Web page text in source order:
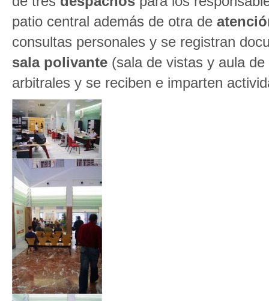
patio central además de otra de
consultas personales y se registran
sala polivante (sala de vistas y aula
arbitrales y se reciben e imparten